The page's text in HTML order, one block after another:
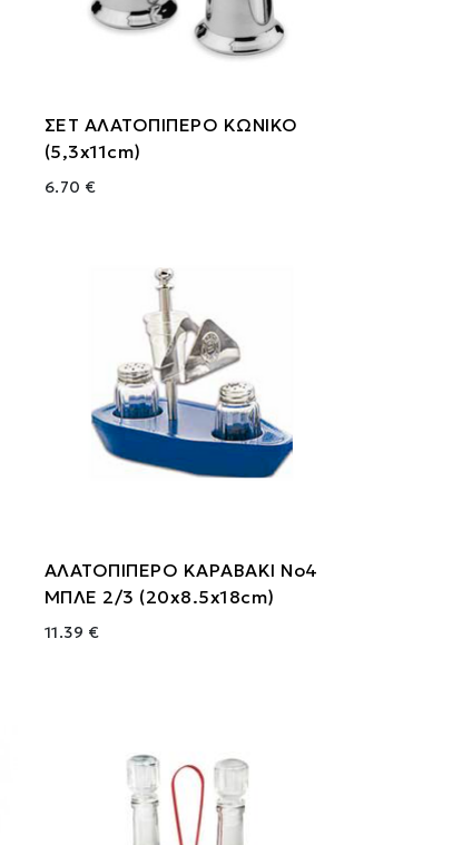
ΣΕΤ ΑΛΑΤΟΠΙΠΕΡΟ ΚΩΝΙΚΟ
(5,3x11cm)
6.70 €
ΑΛΑΤΟΠΙΠΕΡΟ ΚΑΡΑΒΑΚΙ Νο4
ΜΠΛΕ 2/3 (20x8.5x18cm)
11.39 €